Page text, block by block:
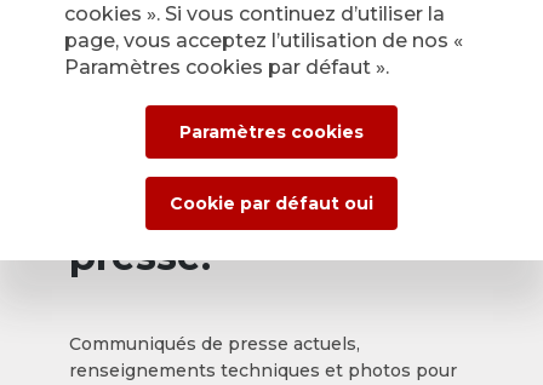
Service de presse
d’APG|SGA pour les
actualités et les
communiqués de
presse.
Communiqués de presse actuels,
renseignements techniques et photos pour
cookies ». Si vous continuez d’utiliser la
page, vous acceptez l’utilisation de nos «
Paramètres cookies par défaut ».
Paramètres cookies
Cookie par défaut oui